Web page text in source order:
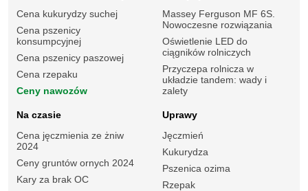
Cena kukurydzy suchej
Cena pszenicy
konsumpcyjnej
Cena pszenicy paszowej
Cena rzepaku
Ceny nawozów
Massey Ferguson MF 6S.
Nowoczesne rozwiązania
Oświetlenie LED do
ciągników rolniczych
Przyczepa rolnicza w
układzie tandem: wady i
zalety
Na czasie
Cena jęczmienia ze żniw
2024
Ceny gruntów ornych 2024
Kary za brak OC
Uprawy
Jęczmień
Kukurydza
Pszenica ozima
Rzepak